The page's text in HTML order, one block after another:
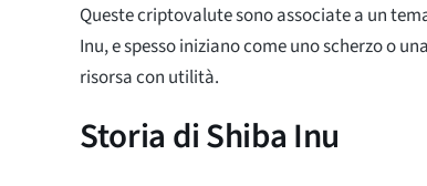
Queste criptovalute sono associate a un
Inu, e spesso iniziano come uno scherzo o
risorsa con utilità.
Storia di Shiba Inu